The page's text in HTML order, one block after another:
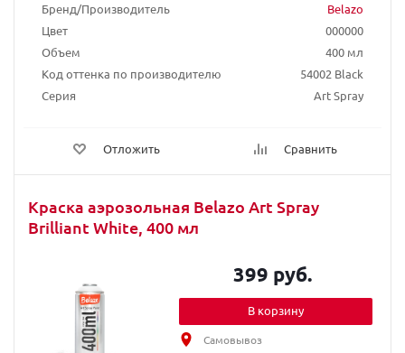
Бренд/Производитель
Belazo
Цвет
000000
Объем
400 мл
Код оттенка по производителю
54002 Black
Серия
Art Spray
Отложить Сравнить
Краска аэрозольная Belazo Art Spray
Brilliant White, 400 мл
399 руб.
В корзину
Самовывоз